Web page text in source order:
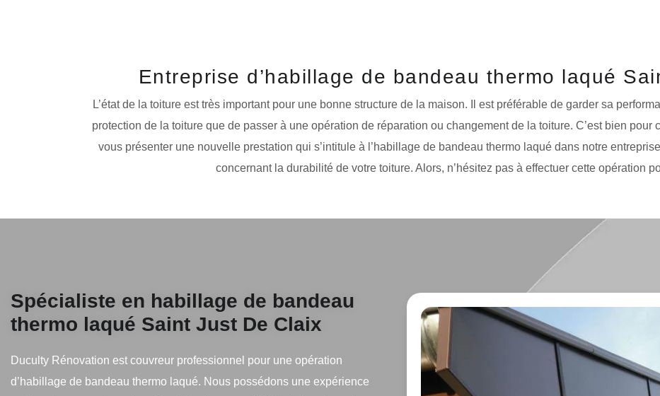
Entreprise d’habillage de bandeau thermo laqué
L’état de la toiture est très important pour une bonne structure de la maison. Il est préférable de garder sa
protection de la toiture que de passer à une opération de réparation ou changement de la toiture. C’est bien pour
vous présenter une nouvelle prestation qui s’intitule à l’habillage de bandeau thermo laqué dans notre
concernant la durabilité de votre toiture. Alors, n’hésitez pas à effectuer cette opération
Spécialiste en habillage de bandeau
thermo laqué Saint Just De Claix
Duculty Rénovation est couvreur professionnel pour une opération
d’habillage de bandeau thermo laqué. Nous possédons une expérience